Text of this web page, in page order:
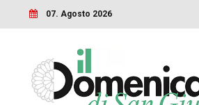
07. Agosto 2026